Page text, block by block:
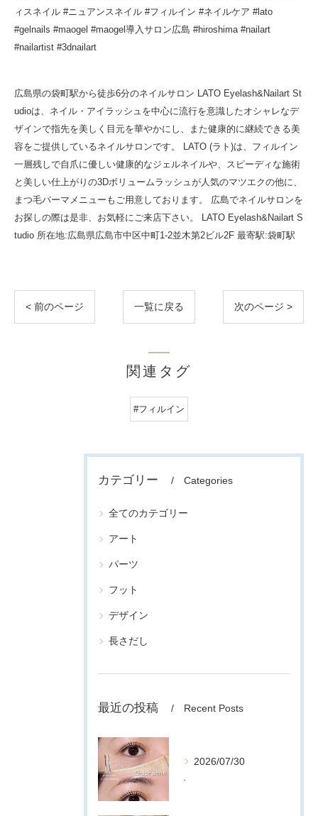
ィスネイル #ニュアンスネイル #フィルイン #ネイルケア #lato
#gelnails #maogel #maogel導入サロン広島 #hiroshima #nailart
#nailartist #3dnailart
広島県の袋町駅から徒歩6分のネイルサロン LATO Eyelash&Nailart St
udioは、ネイル・アイラッシュを中心に流行を意識したオシャレなデ
ザインで指先を美しく目元を華やかにし、また健康的に継続できる美
容をご提供しているネイルサロンです。 LATO (ラト)は、フィルイン
一層残しで自爪に優しい健康的なジェルネイルや、スピーディな施術
と美しい仕上がりの3Dボリュームラッシュが人気のマツエクの他に、
まつ毛パーマメニューもご用意しております。 広島でネイルサロンを
お探しの際は是非、お気軽にご来店下さい。 LATO Eyelash&Nailart S
tudio 所在地:広島県広島市中区中町1-2並木第2ビル2F 最寄駅:袋町駅
< 前のページ 一覧に戻る 次のページ >
関連タグ
#フィルイン
カテゴリー Categories
全てのカテゴリー
アート
パーツ
フット
デザイン
長さだし
最近の投稿 Recent Posts
2026/07/30